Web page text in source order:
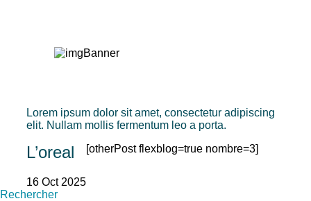
Lorem ipsum dolor sit amet, consectetur adipiscing
elit. Nullam mollis fermentum leo a porta.
L’oreal
16 Oct 2025
[otherPost flexblog=true nombre=3]
Rechercher